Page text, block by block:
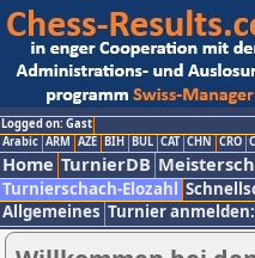
Logged on: Gast
Arabic ARM AZE BIH BUL CAT CHN CRO
Home TurnierDB
Turnierschach-Elozahl
Allgemeines Turnier anmelden: